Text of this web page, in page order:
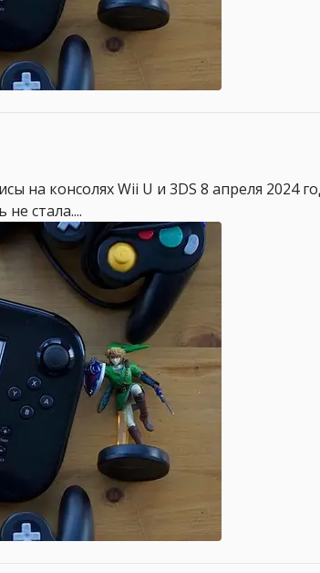
на консолях Wii U и 3DS 8 апреля 2024
стала....